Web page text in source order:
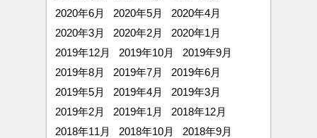
2020年6月
2020年5月
2020年4月
2020年3月
2020年2月
2020年1月
2019年12月
2019年10月
2019年9月
2019年8月
2019年7月
2019年6月
2019年5月
2019年4月
2019年3月
2019年2月
2019年1月
2018年12月
2018年11月
2018年10月
2018年9月